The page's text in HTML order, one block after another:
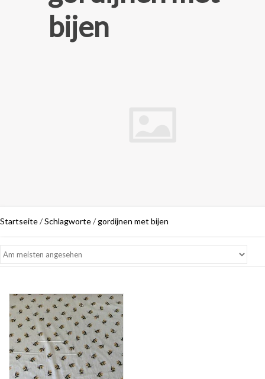
bijen
Startseite/Schlagworte/gordijnen met bijen